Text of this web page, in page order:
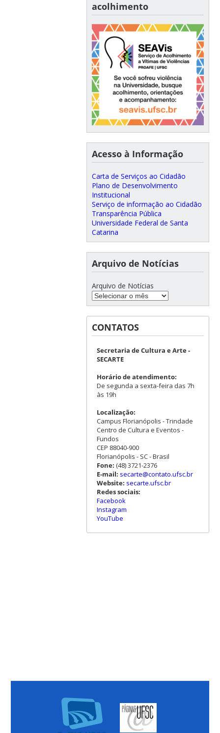
acolhimento
Acesso à Informação
Carta de Serviços ao Cidadão
Plano de Desenvolvimento
Institucional
Serviço de informação ao Cidadão
Transparência Pública
Universidade Federal de Santa
Catarina
Arquivo de Notícias
Arquivo de Notícias
CONTATOS
Secretaria de Cultura e Arte -
SECARTE
Horário de atendimento:
De segunda a sexta-feira das 7h
às 19h
Localização:
Campus Florianópolis - Trindade
Centro de Cultura e Eventos -
Fundos
CEP 88040-900
Florianópolis - SC - Brasil
Fone: (48) 3721-2376
E-mail: secarte@contato.ufsc.br
Website: secarte.ufsc.br
Redes sociais:
Facebook
Instagram
YouTube